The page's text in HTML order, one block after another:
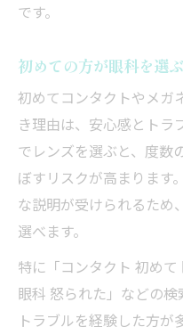
です。
初めての方が眼科を選
初めてコンタクトやメガ
き理由は、安心感とトラ
でレンズを選ぶと、度数
ぼすリスクが高まります
な説明が受けられるため
選べます。
特に「コンタクト 初め
眼科 怒られた」などの
トラブルを経験した方が